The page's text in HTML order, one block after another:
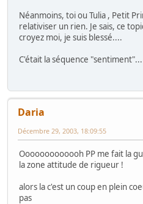
Néanmoins, toi ou Tulia , Petit
relativiser un rien. Je sais, ce
croyez moi, je suis blessé....
C'était la séquence "sentiment"...
Daria
Décembre 29, 2003, 18:09:55
Ooooooooooooh PP me fait la
la zone attitude de rigueur !
alors la c'est un coup en plein
pas